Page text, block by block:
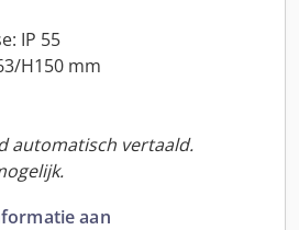
IP 55
H150 mm
automatisch vertaald.
aan